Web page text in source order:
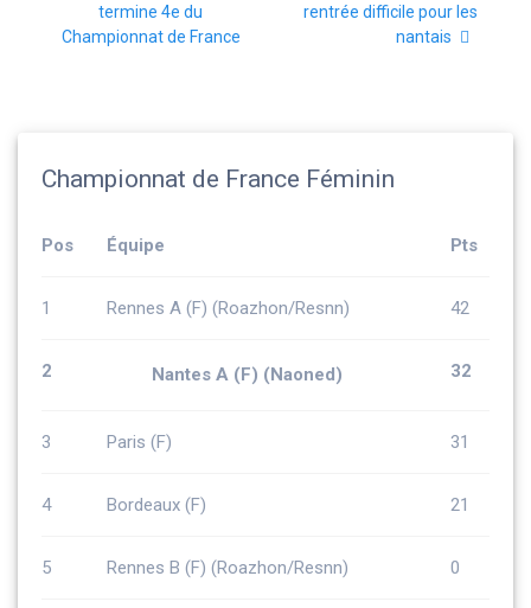
l’article
précédent
:
termine 4e du
Championnat de France
suivant
rentrée difficile pour les
nantais
Championnat de France Féminin
Pos Équipe Pts
1 Rennes A (F) (Roazhon/Resnn) 42
2 Nantes A (F) (Naoned) 32
3 Paris (F) 31
4 Bordeaux (F) 21
5 Rennes B (F) (Roazhon/Resnn) 0